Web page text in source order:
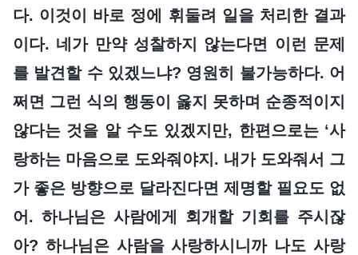
다. 이것이 바로 정에 휘둘려 일을 처리한 결과
이다. 네가 만약 성찰하지 않는다면 이런 문제
를 발견할 수 있겠느냐? 영원히 불가능하다. 어
쩌면 그런 식의 행동이 옳지 못하며 순종적이지
않다는 것을 알 수도 있겠지만, 한편으로는 ‘사
랑하는 마음으로 도와줘야지. 내가 도와줘서 그
가 좋은 방향으로 달라진다면 제명할 필요도 없
어. 하나님은 사람에게 회개할 기회를 주시잖
아? 하나님은 사람을 사랑하시니까 나도 사랑